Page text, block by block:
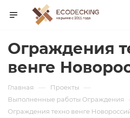
Ограждения
венге
Главная — Проекты —
Выполненные работы Ограждения
Ограждения техно венге